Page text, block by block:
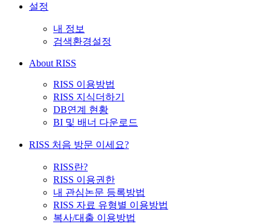
설정
내 정보
검색환경설정
About RISS
RISS 이용방법
RISS 지식더하기
DB연계 현황
BI 및 배너 다운로드
RISS 처음 방문 이세요?
RISS란?
RISS 이용권한
내 관심논문 등록방법
RISS 자료 유형별 이용방법
복사/대출 이용방법